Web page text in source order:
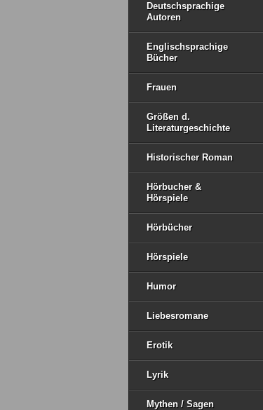
Deutschsprachige
Autoren
Englischsprachige
Bücher
Frauen
Größen d.
Literaturgeschichte
Historischer Roman
Hörbucher &
Hörspiele
Hörbücher
Hörspiele
Humor
Liebesromane
Erotik
Lyrik
Mythen / Sagen